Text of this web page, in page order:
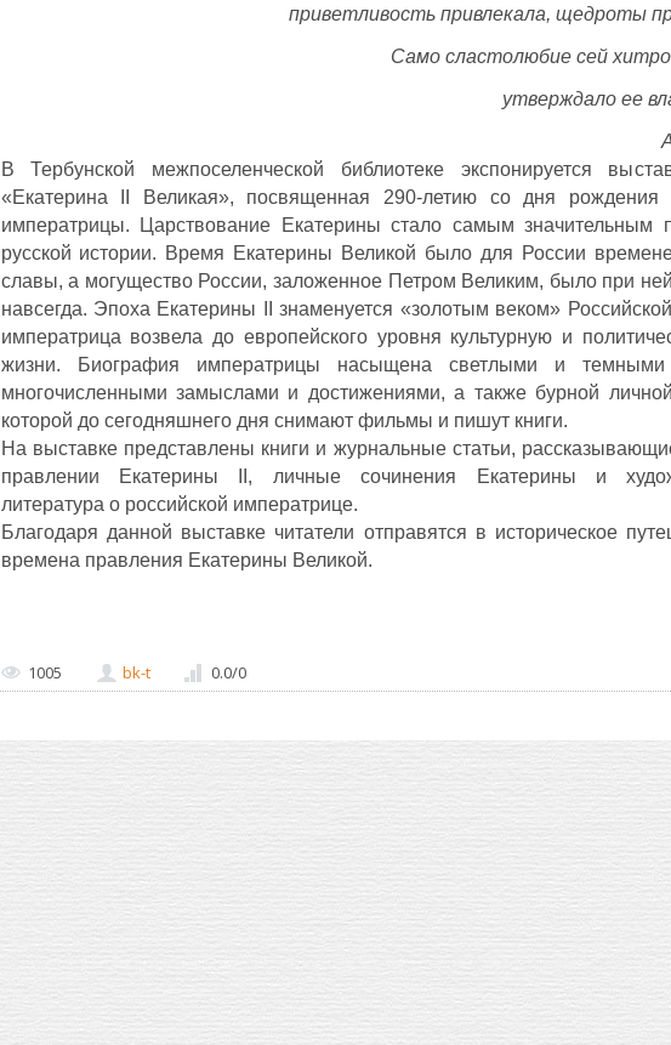
приветливость привлекала, щедроты
Само сластолюбие сей
утверждало ее
В Тербунской межпоселенческой библиотеке экспонируется
«Екатерина II Великая», посвященная 290-летию со дня рождения
императрицы. Царствование Екатерины стало самым значительным
русской истории. Время Екатерины Великой было для России
славы, а могущество России, заложенное Петром Великим, было при
навсегда. Эпоха Екатерины II знаменуется «золотым веком»
императрица возвела до европейского уровня культурную и
жизни. Биография императрицы насыщена светлыми и темными
многочисленными замыслами и достижениями, а также бурной
которой до сегодняшнего дня снимают фильмы и пишут книги.
На выставке представлены книги и журнальные статьи,
правлении Екатерины II, личные сочинения Екатерины и
литература о российской императрице.
Благодаря данной выставке читатели отправятся в историческое
времена правления Екатерины Великой.
1005 bk-t 0.0/0